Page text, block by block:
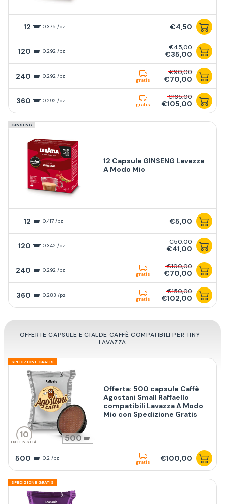
12 0,375 /pz €4,50
120 0,292 /pz €45,00
€35,00
240 0,292 /pz
gratis
€90,00
€70,00
360 0,292 /pz
gratis
€135,00
€105,00
GINSENG
12 Capsule GINSENG Lavazza
A Modo Mio
12 0,417 /pz €5,00
120 0,342 /pz €50,00
€41,00
240 0,292 /pz
gratis
€100,00
€70,00
360 0,283 /pz
gratis
€150,00
€102,00
OFFERTE CAPSULE E CIALDE CAFFÈ COMPATIBILI PER TINY -
LAVAZZA
SPEDIZIONE GRATIS
10
INTENSITÀ 500
Offerta: 500 capsule Caffè
Agostani Small Raffaello
compatibili Lavazza A Modo
Mio con Spedizione Gratis
500 0,2 /pz
gratis €100,00
SPEDIZIONE GRATIS